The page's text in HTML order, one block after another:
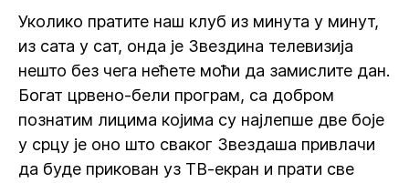
Уколико пратите наш клуб из минута у минут,
из сата у сат, онда је Звездина телевизија
нешто без чега нећете моћи да замислите дан.
Богат црвено-бели програм, са добром
познатим лицима којима су најлепше две боје
у срцу је оно што сваког Звездаша привлачи
да буде прикован уз ТВ-екран и прати све